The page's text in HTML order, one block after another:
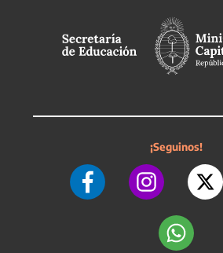
¡Seguinos!